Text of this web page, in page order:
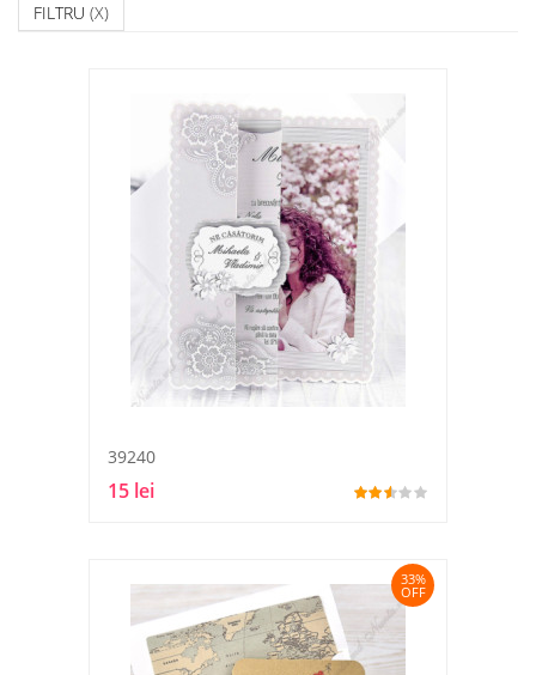
FILTRU (X)
39240
15 lei
33%
OFF